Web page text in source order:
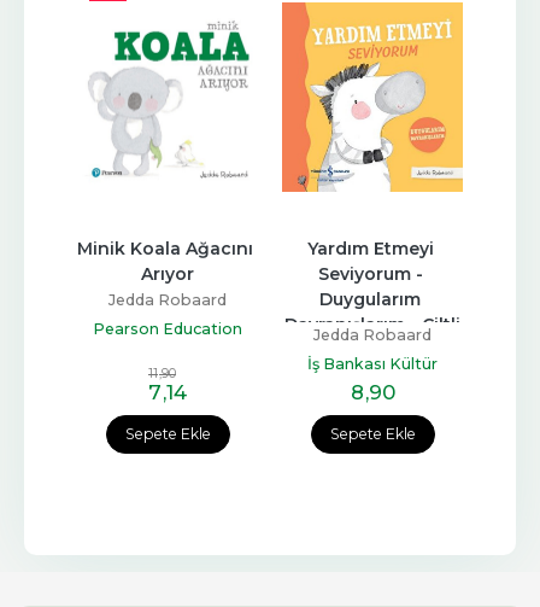
Sepete Ekle
Minik Koala Ağacını
Arıyor
Jedda Robaard
Pearson Education
11,90
7,14
Sepete Ekle
Yardım Etmeyi
Seviyorum -
Duygularım
Davranışlarım - Ciltli
Jedda Robaard
İş Bankası Kültür
Yayınları
8,90